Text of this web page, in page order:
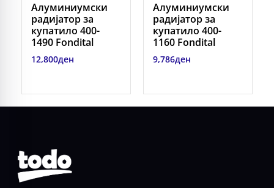
Алуминиумски
радијатор за
купатило 400-
1490 Fondital
12,800ден
Алуминиумски
радијатор за
купатило 400-
1160 Fondital
9,786ден